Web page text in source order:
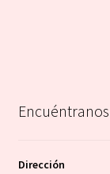
Encuéntranos
Dirección